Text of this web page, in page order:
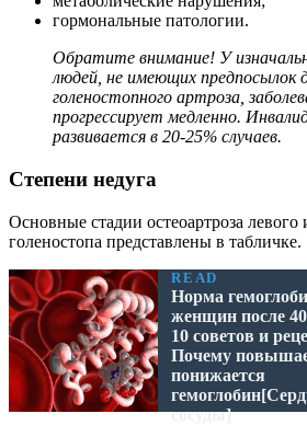
гормональные патологии.
Обратите внимание! У
людей, не имеющих предпосылок
голеностопного артроза,
прогрессирует медленно.
развивается в 20-25% случаев.
Степени недуга
Основные стадии остеоартроза левого
голеностопа представлены в табличке.
READ
Норма
женщин после
10 советов и
Почему
понижается
сосуды]